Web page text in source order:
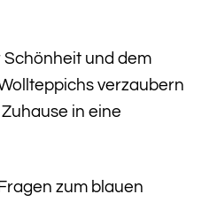
Schönheit und dem
verzaubern
in eine
zum blauen